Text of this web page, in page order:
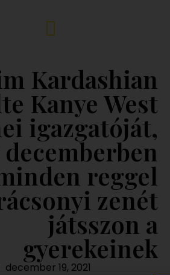
Kardashian
Kanye West
igazgatóját,
reggel
zenét
játsszon a
gyerekeinek
december 19, 2021